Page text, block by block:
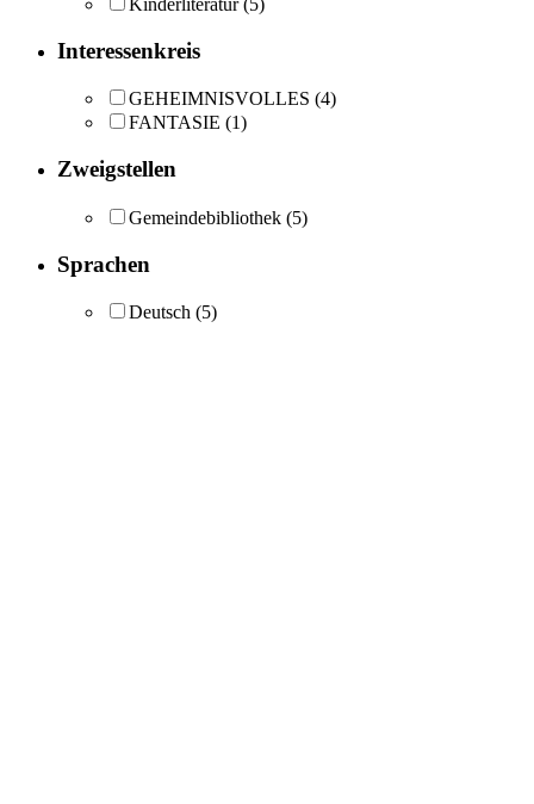
Kinderliteratur (5)
Interessenkreis
GEHEIMNISVOLLES (4)
FANTASIE (1)
Zweigstellen
Gemeindebibliothek (5)
Sprachen
Deutsch (5)